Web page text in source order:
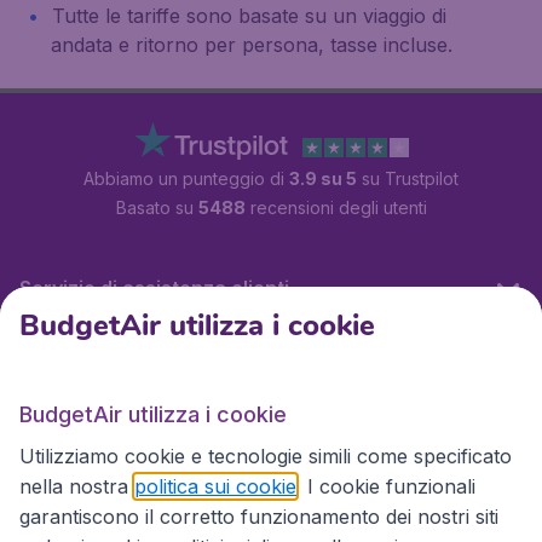
Tutte le tariffe sono basate su un viaggio di
andata e ritorno per persona, tasse incluse.
Abbiamo un punteggio di 3.9 su 5 su Trustpilot
Basato su 5488 recensioni degli utenti
Servizio di assistenza clienti
Siti internazionali
BudgetAir utilizza i cookie
BudgetAir utilizza i cookie
Utilizziamo cookie e tecnologie simili come specificato
nella nostra politica sui cookie . I cookie funzionali
garantiscono il corretto funzionamento dei nostri siti